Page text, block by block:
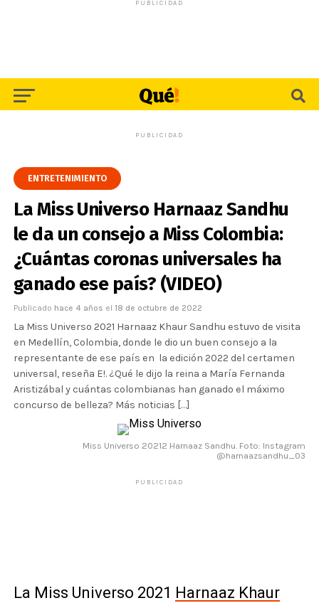
PUBLICIDAD
PUBLICIDAD
ENTRETENIMIENTO
La Miss Universo Harnaaz Sandhu
le da un consejo a Miss Colombia:
¿Cuántas coronas universales ha
ganado ese país? (VIDEO)
Publicado hace 4 años el 18 de octubre de 2022
La Miss Universo 2021 Harnaaz Khaur Sandhu estuvo de visita
en Medellín, Colombia, donde le dio un buen consejo a la
representante de ese país en la edición 2022 del certamen
universal, reseña E!. ¿Qué le dijo la reina a María Fernanda
Aristizábal y cuántas colombianas han ganado el máximo
concurso de belleza? Más noticias […]
Miss Universo 20212 Harnaaz Sandhu. Foto: Instagram
@harnaazsandhu_03
PUBLICIDAD
La Miss Universo 2021 Harnaaz Khaur